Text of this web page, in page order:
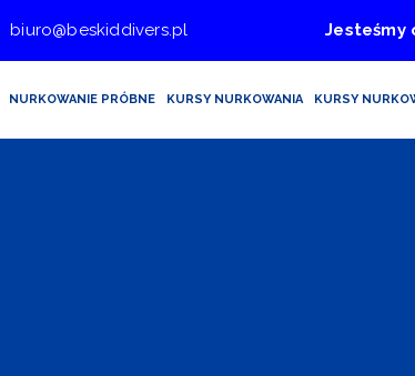
biuro@beskiddivers.pl Jesteśmy
NURKOWANIE PRÓBNE KURSY NURKOWANIA KURSY